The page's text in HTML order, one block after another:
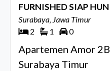
FURNISHED SIAP
, Pakuwon City
Surabaya, Jawa Timur
2
1 0
Apartemen Amor
Surabaya Timur